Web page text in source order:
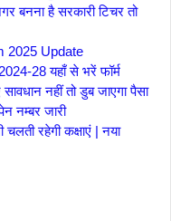
बनना है सरकारी टिचर तो
2025 Update
28 यहाँ से भरें फॉर्म
नहीं तो डुब जाएगा पैसा
नम्बर जारी
रहेगी कक्षाएं | नया